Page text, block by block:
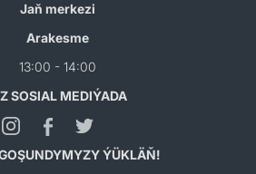
Jaň merkezi
Arakesme
13:00 - 14:00
SOSIAL MEDIÝADA
ÝÜKLÄŇ!